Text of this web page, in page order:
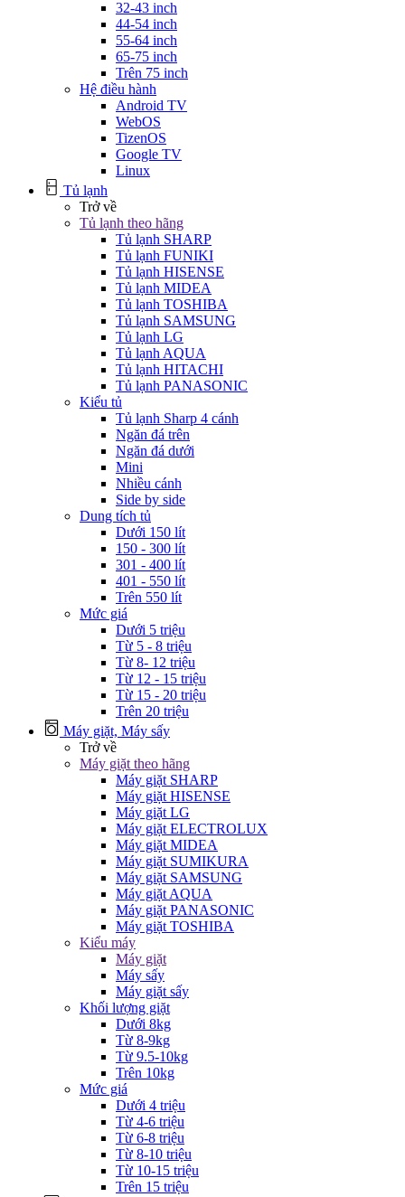
32-43 inch
44-54 inch
55-64 inch
65-75 inch
Trên 75 inch
Hệ điều hành
Android TV
WebOS
TizenOS
Google TV
Linux
Tủ lạnh
Trở về
Tủ lạnh theo hãng
Tủ lạnh SHARP
Tủ lạnh FUNIKI
Tủ lạnh HISENSE
Tủ lạnh MIDEA
Tủ lạnh TOSHIBA
Tủ lạnh SAMSUNG
Tủ lạnh LG
Tủ lạnh AQUA
Tủ lạnh HITACHI
Tủ lạnh PANASONIC
Kiểu tủ
Tủ lạnh Sharp 4 cánh
Ngăn đá trên
Ngăn đá dưới
Mini
Nhiều cánh
Side by side
Dung tích tủ
Dưới 150 lít
150 - 300 lít
301 - 400 lít
401 - 550 lít
Trên 550 lít
Mức giá
Dưới 5 triệu
Từ 5 - 8 triệu
Từ 8- 12 triệu
Từ 12 - 15 triệu
Từ 15 - 20 triệu
Trên 20 triệu
Máy giặt, Máy sấy
Trở về
Máy giặt theo hãng
Máy giặt SHARP
Máy giặt HISENSE
Máy giặt LG
Máy giặt ELECTROLUX
Máy giặt MIDEA
Máy giặt SUMIKURA
Máy giặt SAMSUNG
Máy giặt AQUA
Máy giặt PANASONIC
Máy giặt TOSHIBA
Kiểu máy
Máy giặt
Máy sấy
Máy giặt sấy
Khối lượng giặt
Dưới 8kg
Từ 8-9kg
Từ 9.5-10kg
Trên 10kg
Mức giá
Dưới 4 triệu
Từ 4-6 triệu
Từ 6-8 triệu
Từ 8-10 triệu
Từ 10-15 triệu
Trên 15 triệu